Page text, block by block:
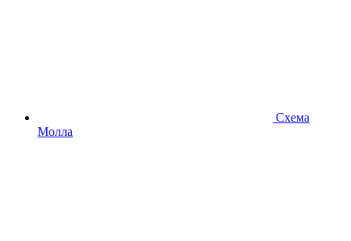
Схема
Молла